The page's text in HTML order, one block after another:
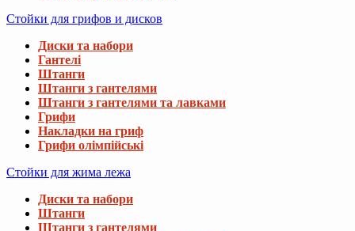
Стойки для грифов и дисков
Диски та набори
Гантелі
Штанги
Штанги з гантелями
Штанги з гантелями та лавками
Грифи
Накладки на гриф
Грифи олімпійські
Стойки для жима лежа
Диски та набори
Штанги
Штанги з гантелями